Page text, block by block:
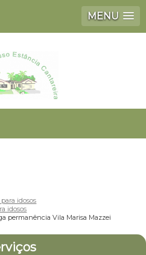
MENU
idosos
idosos
permanência Vila Marisa Mazzei